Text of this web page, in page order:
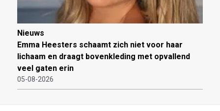
Nieuws
Emma Heesters schaamt zich niet voor haar
lichaam en draagt bovenkleding met opvallend
veel gaten erin
05-08-2026